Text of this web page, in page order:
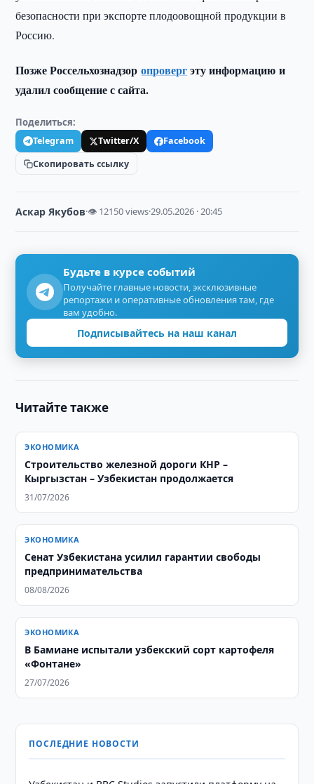
безопасности при экспорте плодоовощной продукции в
Россию.
Позже Россельхознадзоропровергэту информацию и
удалил сообщение с сайта.
Поделиться:
Telegram Twitter/X
Facebook
Скопировать ссылку
Аскар Якубов·👁 12150 views·29.05.2026 · 20:45
Будьте в курсе событий
Получайте главные новости, эксклюзивные
репортажи и оперативные обновления там, где
вам удобно.
Подписывайтесь на наш канал
Читайте также
ЭКОНОМИКА
Строительство железной дороги КНР –
Кыргызстан – Узбекистан продолжается
31/07/2026
ЭКОНОМИКА
Сенат Узбекистана усилил гарантии свободы
предпринимательства
08/08/2026
ЭКОНОМИКА
В Бамиане испытали узбекский сорт картофеля
«Фонтане»
27/07/2026
ПОСЛЕДНИЕ НОВОСТИ